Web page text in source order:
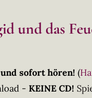
und das
sofort hören! (
- KEINE CD!